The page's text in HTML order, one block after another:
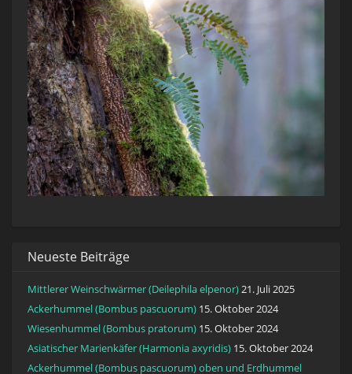
Neueste Beiträge
Mittlerer Weinschwärmer (Deilephila elpenor)21. Juli 2025
Ackerhummel (Bombus pascuorum) 15. Oktober 2024
Wiesenhummel (Bombus pratorum) 15. Oktober 2024
Asiatischer Marienkäfer (Harmonia axyridis) 15. Oktober 2024
Ackerhummel (Bombus pascuorum) oben und Erdhummel